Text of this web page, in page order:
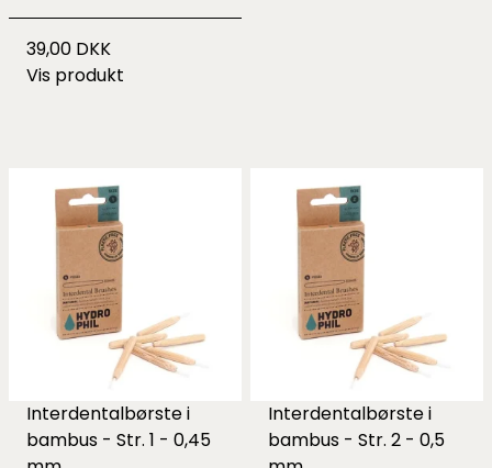
39,00 DKK
Vis produkt
Interdentalbørste i
bambus - Str. 1 - 0,45
Interdentalbørste i
bambus - Str. 2 - 0,5